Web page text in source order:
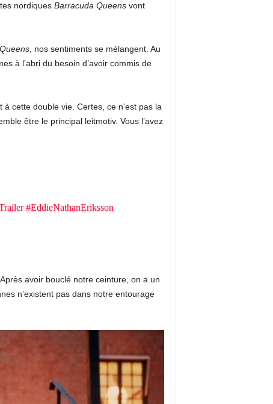
nordiques Barracuda Queens vont
, nos sentiments se mélangent. Au
à l’abri du besoin d’avoir commis de
cette double vie. Certes, ce n’est pas la
être le principal leitmotiv. Vous l’avez
#EddieNathanEriksson
avoir bouclé notre ceinture, on a un
n’existent pas dans notre entourage